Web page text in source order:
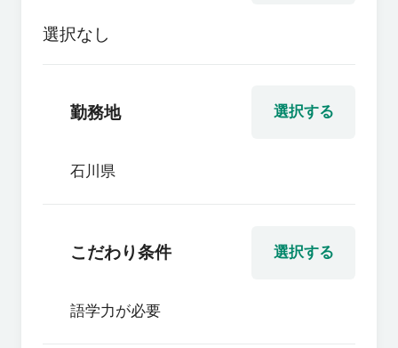
選択なし
選択する
勤務地
石川県
選択する
こだわり条件
語学力が必要